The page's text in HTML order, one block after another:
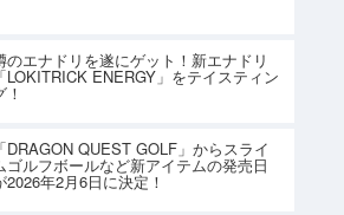
のエナドリを遂にゲット！新エナドリ
「LOKITRICK ENERGY」をテイスティン
！
「DRAGON QUEST GOLF」からスライ
ゴルフボールなど新アイテムの発売日
2026年2月6日に決定！